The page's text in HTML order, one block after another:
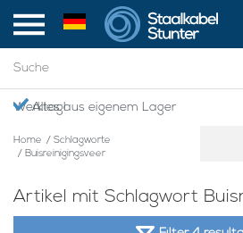
Werktag!
Alles aus eigenem Lager
Home / Schlagworte
/ Buisreinigingsveer
Artikel mit Schlagwort